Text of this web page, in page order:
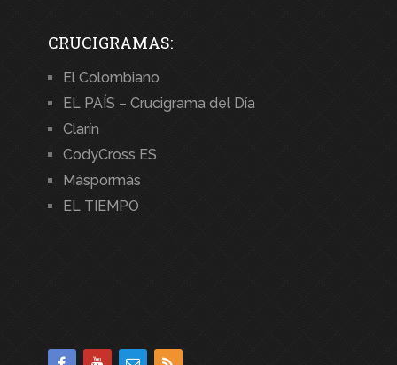
CRUCIGRAMAS:
El Colombiano
EL PAÍS – Crucigrama del Día
Clarín
CodyCross ES
Máspormás
EL TIEMPO